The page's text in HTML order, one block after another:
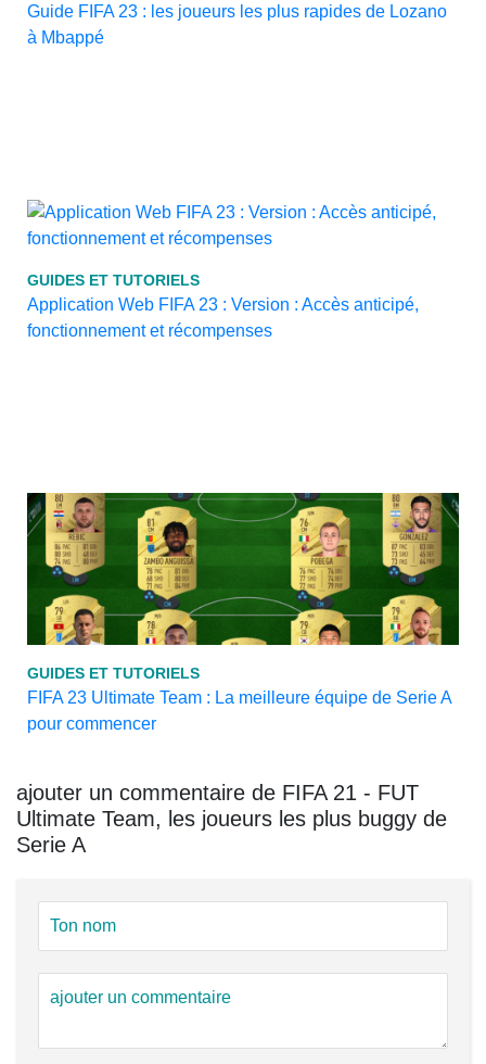
Guide FIFA 23 : les joueurs les plus rapides de Lozano
à Mbappé
GUIDES ET TUTORIELS
Application Web FIFA 23 : Version : Accès anticipé,
fonctionnement et récompenses
GUIDES ET TUTORIELS
FIFA 23 Ultimate Team : La meilleure équipe de Serie A
pour commencer
ajouter un commentaire de FIFA 21 - FUT
Ultimate Team, les joueurs les plus buggy de
Serie A